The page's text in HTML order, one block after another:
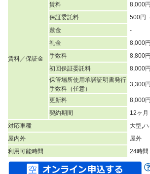
賃料／保証金
賃料
8,000円
保証委託料
500円
敷金
-
礼金
8,000
手数料
8,800
初回保証委託料
8,000
保管場所使用承諾証明書発行
手数料（任意）
3,300
更新料
8,000
契約期間
12ヶ月
対応車種
大型,
屋内外
屋外
利用可能時間
24時間